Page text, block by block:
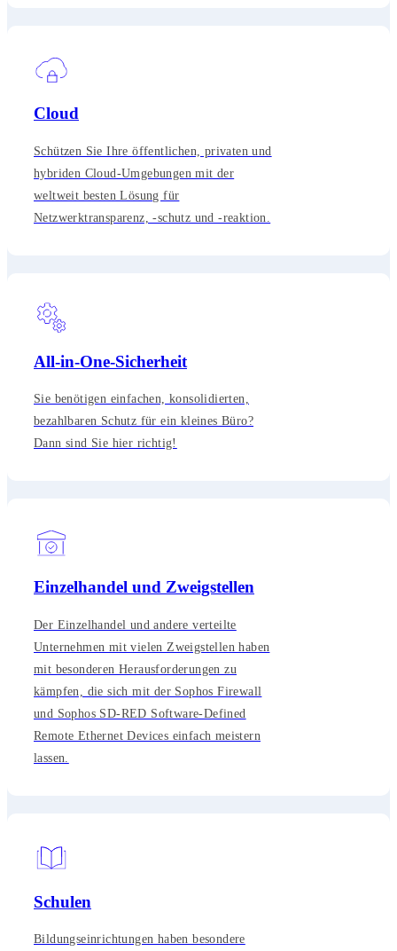
Cloud
Schützen Sie Ihre öffentlichen, privaten und
hybriden Cloud-Umgebungen mit der
weltweit besten Lösung für
Netzwerktransparenz, -schutz und -reaktion.
All-in-One-Sicherheit
Sie benötigen einfachen, konsolidierten,
bezahlbaren Schutz für ein kleines Büro?
Dann sind Sie hier richtig!
Einzelhandel und Zweigstellen
Der Einzelhandel und andere verteilte
Unternehmen mit vielen Zweigstellen haben
mit besonderen Herausforderungen zu
kämpfen, die sich mit der Sophos Firewall
und Sophos SD-RED Software-Defined
Remote Ethernet Devices einfach meistern
lassen.
Schulen
Bildungseinrichtungen haben besondere